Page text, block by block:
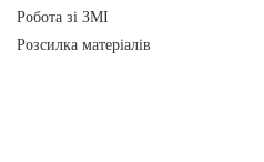
Робота зі ЗМІ
Розсилка матеріалів